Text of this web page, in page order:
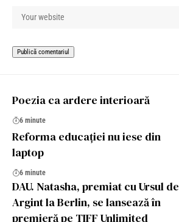
Poezia ca ardere interioară
6 minute
Reforma educației nu iese din
laptop
6 minute
DAU. Natasha, premiat cu Ursul de
Argint la Berlin, se lansează în
premieră pe TIFF Unlimited